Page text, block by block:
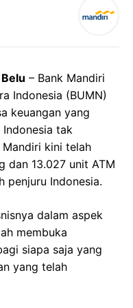
– Bank Mandiri
Indonesia (BUMN)
keuangan yang
tak
kini telah
dan 13.027 unit ATM
penjuru Indonesia.
dalam aspek
membuka
siapa saja yang
yang telah